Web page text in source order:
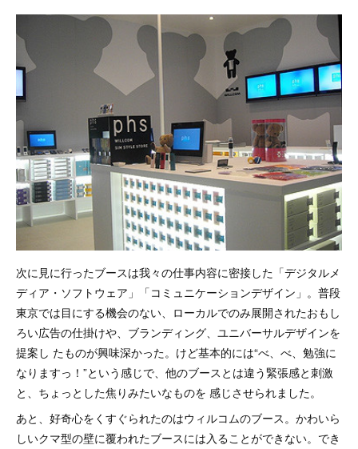
次に見に行ったブースは我々の仕事内容に密接した「デジタルメ
ディア・ソフトウェア」「コミュニケーションデザイン」。普段
東京では目にする機会のない、ローカルでのみ展開されたおもし
ろい広告の仕掛けや、ブランディング、ユニバーサルデザインを
提案し たものが興味深かった。けど基本的には“べ、べ、勉強に
なりますっ！”という感じで、他のブースとは違う緊張感と刺激
と、ちょっとした焦りみたいなものを 感じさせられました。
あと、好奇心をくすぐられたのはウィルコムのブース。かわいら
しいクマ型の壁に覆われたブースには入ることができない。でき